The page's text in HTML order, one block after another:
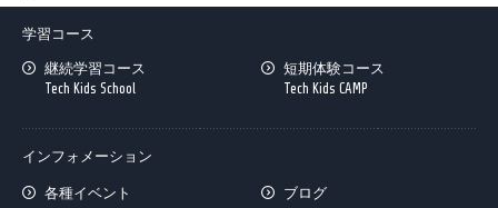
学習コース
継続学習コース
Tech Kids School
短期体験コース
Tech Kids CAMP
インフォメーション
各種イベント ブログ